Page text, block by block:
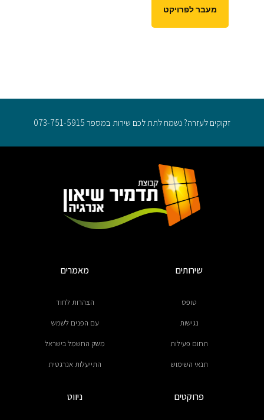
מעבר לפרויקט
זקוקים לעזרה? נשמח לתת לכם שירות במספר 073-751-5915
שירותים
טופס
נגישות
תחום פעילות
תנאי השימוש
מאמרים
הצהרות לחוד
עם הפנים לשמש
משק החשמל בישראל
התייעלות אנרגטית
פרוקטים ניווט